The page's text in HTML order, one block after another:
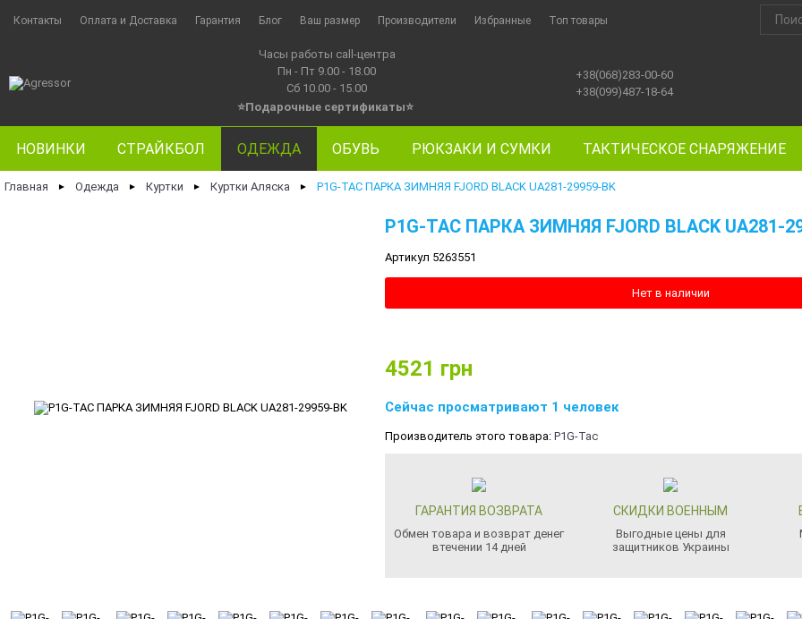
Контакты Оплата и Доставка Гарантия Блог Ваш размер Производители Избранные Топ товары
Часы работы call-центра
Пн - Пт 9.00 - 18.00
Сб 10.00 - 15.00
⭐Подарочные сертификаты⭐
+38(068)283-00-60
+38(099)487-18-64
НОВИНКИ СТРАЙКБОЛ ОДЕЖДА ОБУВЬ РЮКЗАКИ И СУМКИ ТАКТИЧЕСКОЕ СНАРЯЖЕНИЕ
Главная ► Одежда ► Куртки ► Куртки Аляска ► P1G-TAC ПАРКА ЗИМНЯЯ FJORD BLACK UA281-29959-BK
P1G-TAC ПАРКА ЗИМНЯЯ FJORD BLACK UA281-
Артикул 5263551
Нет в наличии
4521 грн
Сейчас просматривают 1 человек
Производитель этого товара: P1G-Tac
ГАРАНТИЯ ВОЗВРАТА
Обмен товара и возврат денег
втечении 14 дней
СКИДКИ ВОЕННЫМ
Выгодные цены для
защитников Украины